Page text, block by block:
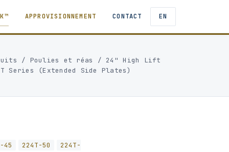
APPROVISIONNEMENT CONTACT EN
/ Poulies et réas / 24" High Lift
Series (Extended Side Plates)
45 224T-50
224T-